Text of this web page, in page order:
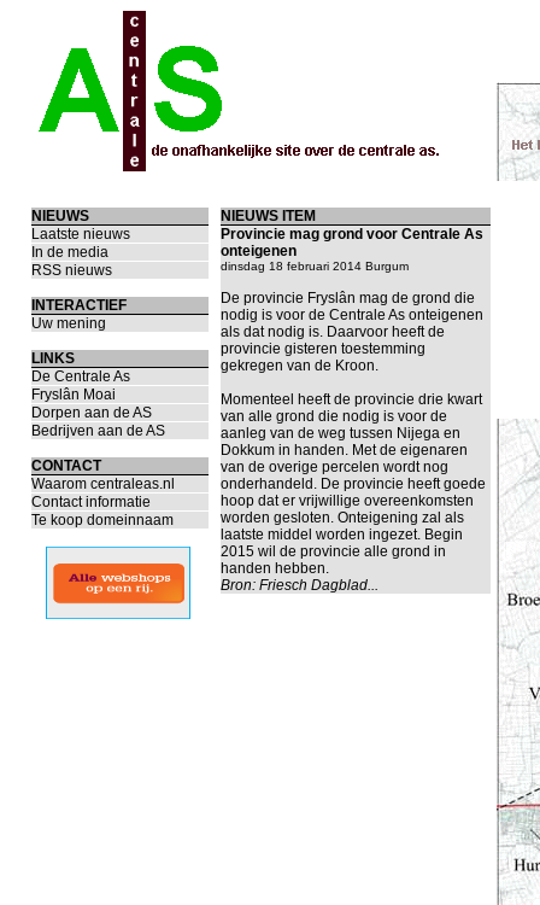
NIEUWS
Laatste nieuws
In de media
RSS nieuws
INTERACTIEF
Uw mening
LINKS
De Centrale As
Fryslân Moai
Dorpen aan de AS
Bedrijven aan de AS
CONTACT
Waarom centraleas.nl
Contact informatie
Te koop domeinnaam
NIEUWS ITEM
Provincie mag grond voor Centrale As
onteigenen
dinsdag 18 februari 2014 Burgum
De provincie Fryslân mag de grond die
nodig is voor de Centrale As onteigenen
als dat nodig is. Daarvoor heeft de
provincie gisteren toestemming
gekregen van de Kroon.
Momenteel heeft de provincie drie kwart
van alle grond die nodig is voor de
aanleg van de weg tussen Nijega en
Dokkum in handen. Met de eigenaren
van de overige percelen wordt nog
onderhandeld. De provincie heeft goede
hoop dat er vrijwillige overeenkomsten
worden gesloten. Onteigening zal als
laatste middel worden ingezet. Begin
2015 wil de provincie alle grond in
handen hebben.
Bron: Friesch Dagblad...